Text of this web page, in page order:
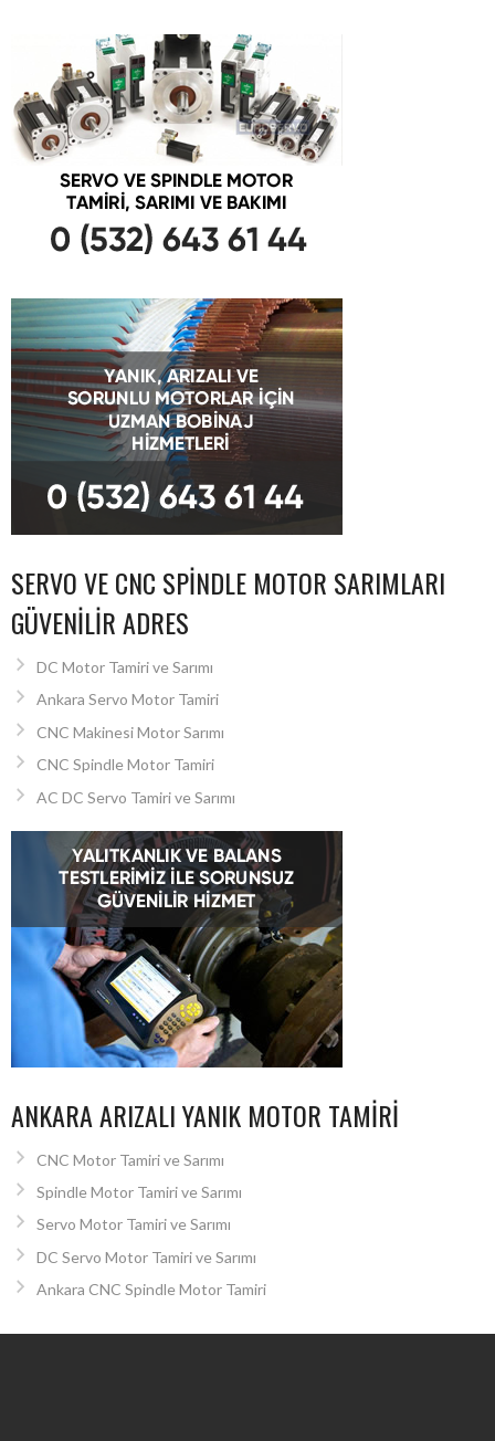
SERVO VE CNC SPINDLE MOTOR SARIMLARI
GÜVENILIR ADRES
DC Motor Tamiri ve Sarımı
Ankara Servo Motor Tamiri
CNC Makinesi Motor Sarımı
CNC Spindle Motor Tamiri
AC DC Servo Tamiri ve Sarımı
ANKARA ARIZALI YANIK MOTOR TAMIRI
CNC Motor Tamiri ve Sarımı
Spindle Motor Tamiri ve Sarımı
Servo Motor Tamiri ve Sarımı
DC Servo Motor Tamiri ve Sarımı
Ankara CNC Spindle Motor Tamiri